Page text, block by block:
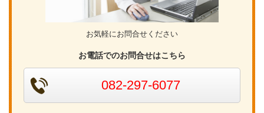
お気軽にお問合せください
お電話でのお問合せはこちら
082-297-6077